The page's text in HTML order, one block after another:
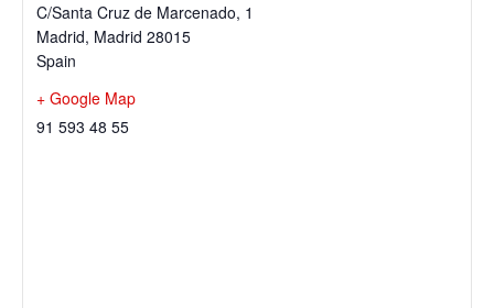
C/Santa Cruz de Marcenado, 1
Madrid, Madrid 28015
Spain
+ Google Map
91 593 48 55